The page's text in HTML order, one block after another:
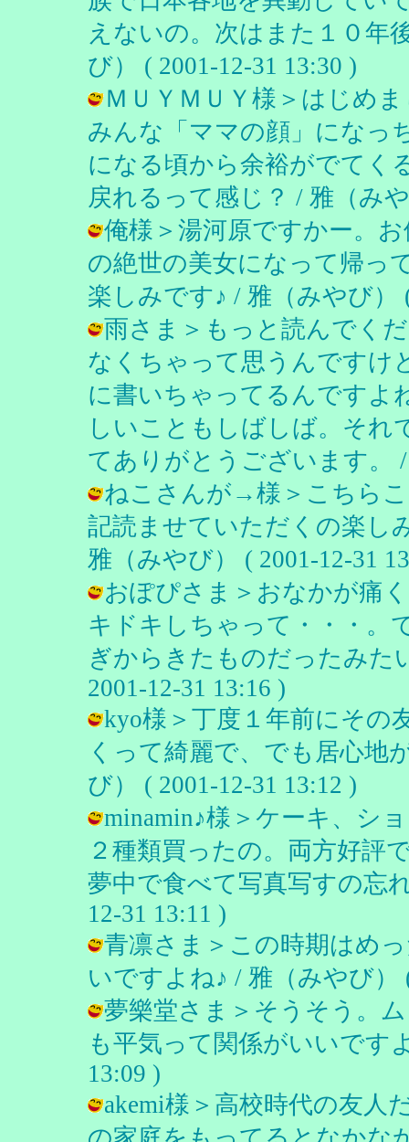
えないの。次はまた１０年
び） ( 2001-12-31 13:30 )
ＭＵＹＭＵＹ様＞はじめ
みんな「ママの顔」になっ
になる頃から余裕がでてく
戻れるって感じ？ / 雅（み
俺様＞湯河原ですかー。
の絶世の美女になって帰っ
楽しみです♪ / 雅（みやび）
雨さま＞もっと読んでく
なくちゃって思うんですけ
に書いちゃってるんですよ
しいこともしばしば。それ
てありがとうございます。
ねこさんが→様＞こちら
記読ませていただくの楽し
雅（みやび） ( 2001-12-31
おぽぴさま＞おなかが痛
キドキしちゃって・・・。
ぎからきたものだったみた
2001-12-31 13:16 )
kyo様＞丁度１年前にその
くって綺麗で、でも居心地
び） ( 2001-12-31 13:12 )
minamin♪様＞ケーキ、シ
２種類買ったの。両方好評
夢中で食べて写真写すの忘
12-31 13:11 )
青凛さま＞この時期はめ
いですよね♪ / 雅（みやび）
夢樂堂さま＞そうそう。
も平気って関係がいいです
13:09 )
akemi様＞高校時代の友人